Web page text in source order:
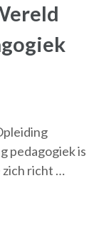
pedagogiek is
zich richt …